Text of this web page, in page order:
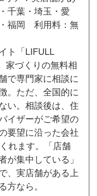
千葉・埼玉・愛
福岡 利用料：無
ト「LIFULL
家づくりの無料相
で専門家に相談に
。ただ、全国的に
い。相談後は、住
イザーがご希望の
要望に沿った会社
れます。「店舗
が集中している」
、実店舗がある上
方なら。